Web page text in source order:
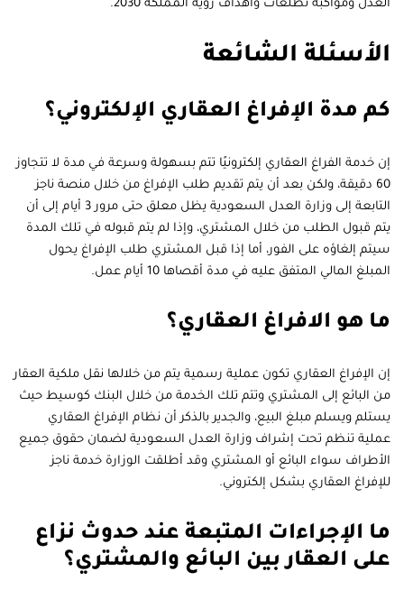
العدل ومواكبة تطلعات وأهداف رؤية المملكة 2030.
الأسئلة الشائعة
كم مدة الإفراغ العقاري الإلكتروني؟
إن خدمة الفراغ العقاري إلكترونيًا تتم بسهولة وسرعة في مدة لا تتجاوز
60 دقيقة، ولكن بعد أن يتم تقديم طلب الإفراغ من خلال منصة ناجز
التابعة إلى وزارة العدل السعودية يظل معلق حتى مرور 3 أيام إلى أن
يتم قبول الطلب من خلال المشتري، وإذا لم يتم قبوله في تلك المدة
سيتم إلغاؤه على الفور، أما إذا قبل المشتري طلب الإفراغ يحول
المبلغ المالي المتفق عليه في مدة أقصاها 10 أيام عمل.
ما هو الافراغ العقاري؟
إن الإفراغ العقاري تكون عملية رسمية يتم من خلالها نقل ملكية العقار
من البائع إلى المشتري وتتم تلك الخدمة من خلال البنك كوسيط حيث
يستلم ويسلم مبلغ البيع، والجدير بالذكر أن نظام الإفراغ العقاري
عملية تنظم تحت إشراف وزارة العدل السعودية لضمان حقوق جميع
الأطراف سواء البائع أو المشتري وقد أطلقت الوزارة خدمة ناجز
للإفراغ العقاري بشكل إلكتروني.
ما الإجراءات المتبعة عند حدوث نزاع
على العقار بين البائع والمشتري؟